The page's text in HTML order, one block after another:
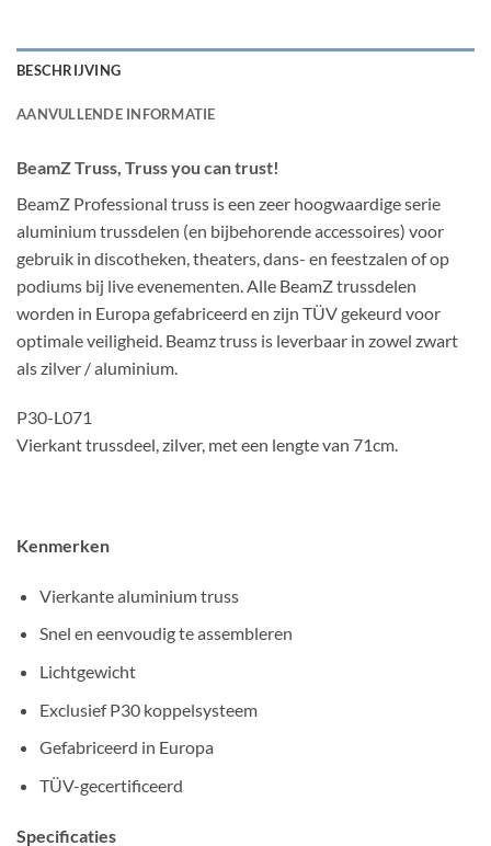
BESCHRIJVING
AANVULLENDE INFORMATIE
BeamZ Truss, Truss you can trust!
BeamZ Professional truss is een zeer hoogwaardige serie
aluminium trussdelen (en bijbehorende accessoires) voor
gebruik in discotheken, theaters, dans- en feestzalen of op
podiums bij live evenementen. Alle BeamZ trussdelen
worden in Europa gefabriceerd en zijn TÜV gekeurd voor
optimale veiligheid. Beamz truss is leverbaar in zowel zwart
als zilver / aluminium.
P30-L071
Vierkant trussdeel, zilver, met een lengte van 71cm.
Kenmerken
Vierkante aluminium truss
Snel en eenvoudig te assembleren
Lichtgewicht
Exclusief P30 koppelsysteem
Gefabriceerd in Europa
TÜV-gecertificeerd
Specificaties